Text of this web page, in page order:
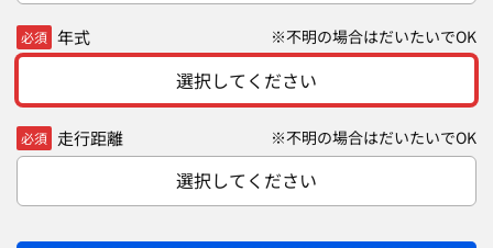
必須 年式 ※不明の場合はだいたいでOK
選択してください
必須 走行距離 ※不明の場合はだいたいでOK
選択してください